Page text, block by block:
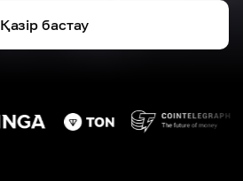
Қазір бастау